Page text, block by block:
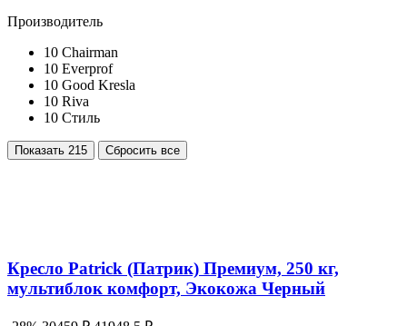
Производитель
10 Chairman
10 Everprof
10 Good Kresla
10 Riva
10 Стиль
Показать 215 Сбросить все
Кресло Patrick (Патрик) Премиум, 250 кг,
мультиблок комфорт, Экокожа Черный